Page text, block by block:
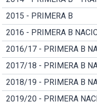
2015 - PRIMERA B
2016 - PRIMERA B
2016/17 - PRIMERA B
2017/18 - PRIMERA B
2018/19 - PRIMERA B
2019/20 - PRIMERA